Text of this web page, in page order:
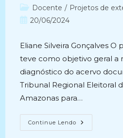
do
post:
Categoria
do
Docente / Projetos de
Post20/06/2024
Eliane Silveira Gonçalves
teve como objetivo geral a
diagnóstico do acervo
Tribunal Regional Eleitoral
Amazonas para…
Continue Lendo
DA